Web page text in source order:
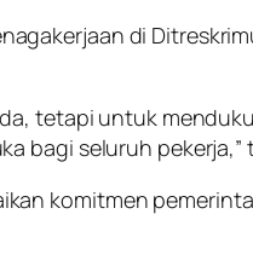
di
tetapi untuk
bagi seluruh pekerja,”
komitmen